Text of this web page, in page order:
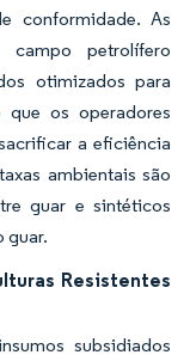
conformidade. As
campo petrolífero
otimizados para
os operadores
a eficiência
ambientais são
guar e sintéticos
guar.
Resistentes
subsidiados